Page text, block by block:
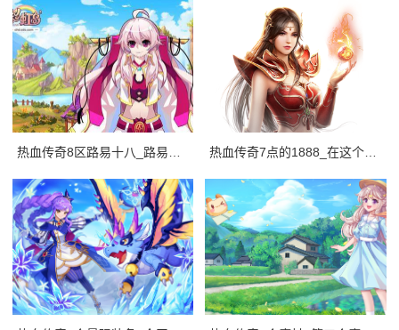
热血传奇8区路易十八_路易十八是法国历史上最著名的政治家之一，也是法国大革命时期 热血传奇7点的1888_在这个传奇中，小明不仅实现了他的梦想，还获得了许多快乐。